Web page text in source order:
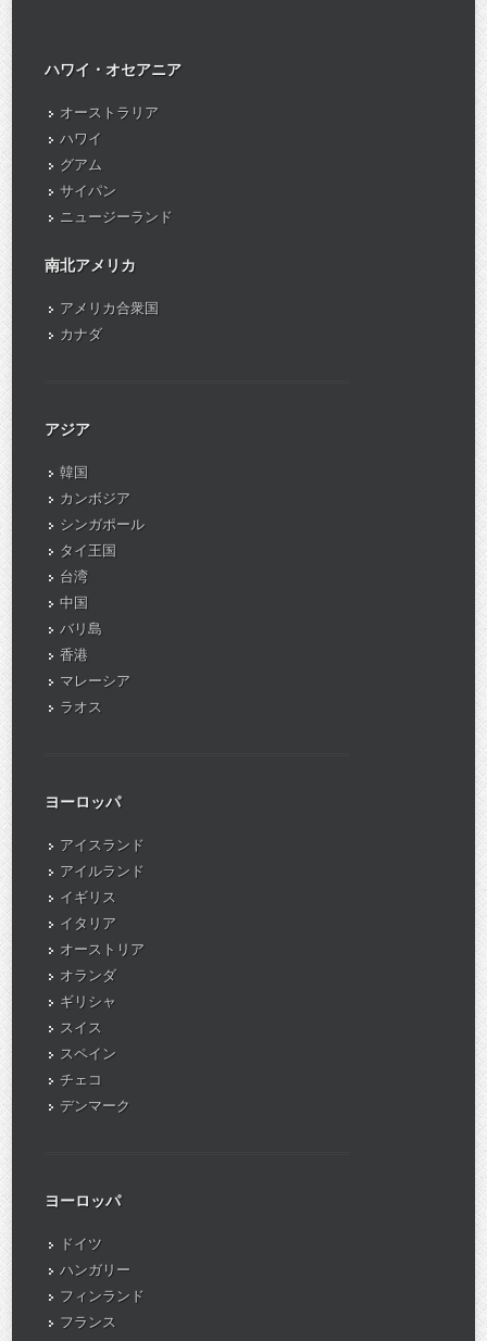
ハワイ・オセアニア
オーストラリア
ハワイ
グアム
サイパン
ニュージーランド
南北アメリカ
アメリカ合衆国
カナダ
アジア
韓国
カンボジア
シンガポール
タイ王国
台湾
中国
バリ島
香港
マレーシア
ラオス
ヨーロッパ
アイスランド
アイルランド
イギリス
イタリア
オーストリア
オランダ
ギリシャ
スイス
スペイン
チェコ
デンマーク
ヨーロッパ
ドイツ
ハンガリー
フィンランド
フランス